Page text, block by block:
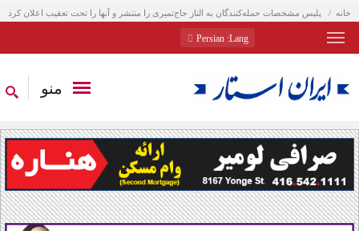
خانه پلیس مشخصات حمله‌کنندگان به الناز حاج‌تمیری را منتشر و آنها را تحت تعقیب اعلان کرد
Lang
: Persian
منو